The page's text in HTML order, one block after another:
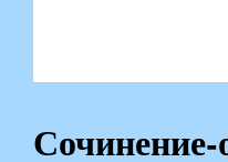
Сочинение-